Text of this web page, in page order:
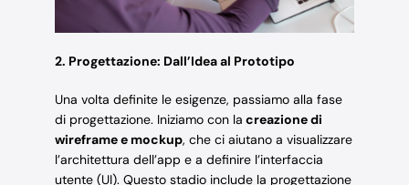
2. Progettazione: Dall’Idea al Prototipo
Una volta definite le esigenze, passiamo alla fase
di progettazione. Iniziamo con la creazione di
wireframe e mockup, che ci aiutano a visualizzare
l’architettura dell’app e a definire l’interfaccia
utente (UI). Questo stadio include la progettazione